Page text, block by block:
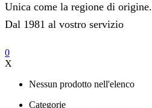
Unica come la regione di origine.
Dal 1981 al vostro servizio
0
X
Nessun prodotto nell'elenco
Categorie